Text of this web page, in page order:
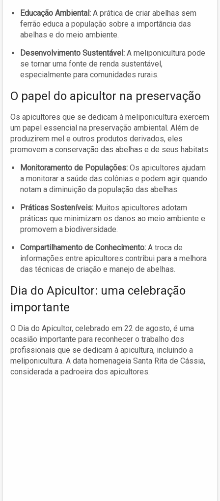
Educação Ambiental: A prática de criar abelhas sem
ferrão educa a população sobre a importância das
abelhas e do meio ambiente.
Desenvolvimento Sustentável: A meliponicultura pode
se tornar uma fonte de renda sustentável,
especialmente para comunidades rurais.
O papel do apicultor na preservação
Os apicultores que se dedicam à meliponicultura exercem
um papel essencial na preservação ambiental. Além de
produzirem mel e outros produtos derivados, eles
promovem a conservação das abelhas e de seus habitats.
Monitoramento de Populações: Os apicultores ajudam
a monitorar a saúde das colônias e podem agir quando
notam a diminuição da população das abelhas.
Práticas Sosteníveis: Muitos apicultores adotam
práticas que minimizam os danos ao meio ambiente e
promovem a biodiversidade.
Compartilhamento de Conhecimento: A troca de
informações entre apicultores contribui para a melhora
das técnicas de criação e manejo de abelhas.
Dia do Apicultor: uma celebração
importante
O Dia do Apicultor, celebrado em 22 de agosto, é uma
ocasião importante para reconhecer o trabalho dos
profissionais que se dedicam à apicultura, incluindo a
meliponicultura. A data homenageia Santa Rita de Cássia,
considerada a padroeira dos apicultores.